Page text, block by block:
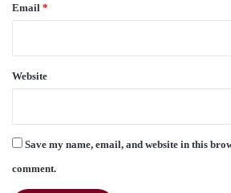
Email *
Website
Save my name, email, and website in this
comment.